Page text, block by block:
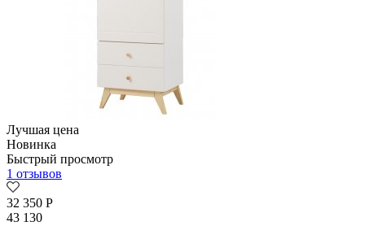
Лучшая цена
Новинка
Быстрый просмотр
1 отзывов
32 350 Р
43 130